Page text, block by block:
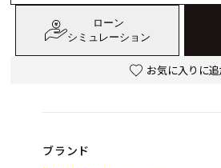
ローン
シミュレーション
お気に入りに
ブランド